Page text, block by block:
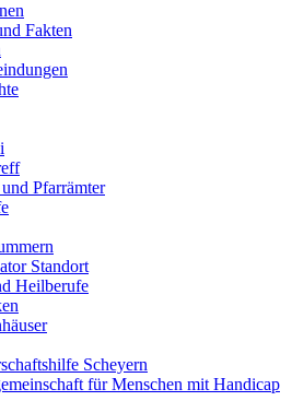
Fakten
Pfarrämter
Standort
Heilberufe
Scheyern
für Menschen mit Handicap